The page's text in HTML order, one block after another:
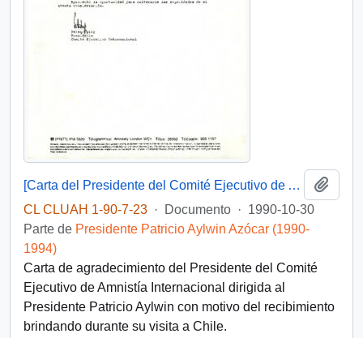
[Carta del Presidente del Comité Ejecutivo de Amnistía Internacional dirigida al Presidente Patricio Aylwin]
CL CLUAH 1-90-7-23 · Documento · 1990-10-30
Parte de Presidente Patricio Aylwin Azócar (1990-
1994)
Carta de agradecimiento del Presidente del Comité
Ejecutivo de Amnistía Internacional dirigida al
Presidente Patricio Aylwin con motivo del recibimiento
brindando durante su visita a Chile.